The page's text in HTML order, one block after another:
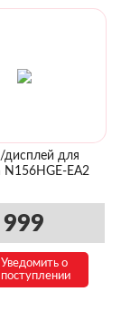
дисплей для
N156HGE-EA2
Уведомить о
поступлении